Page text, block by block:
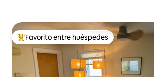
Favorito entre huéspedes preferido
Favorito entre huéspedes